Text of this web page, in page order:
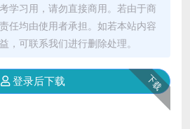
学习用，请勿直接商用。若由于商
任均由使用者承担。如若本站内容
，可联系我们进行删除处理。
下载
登录后下载